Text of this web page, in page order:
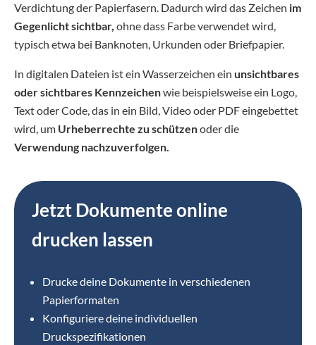
Verdichtung der Papierfasern. Dadurch wird das Zeichen im
Gegenlicht sichtbar, ohne dass Farbe verwendet wird,
typisch etwa bei Banknoten, Urkunden oder Briefpapier.
In digitalen Dateien ist ein Wasserzeichen ein unsichtbares
oder sichtbares Kennzeichenwie beispielsweise ein Logo,
Text oder Code, das in ein Bild, Video oder PDF eingebettet
wird, um Urheberrechte zu schützenoder die
Verwendung nachzuverfolgen.
Jetzt Dokumente online
drucken lassen
Drucke deine Dokumente in verschiedenen
Papierformaten
Konfiguriere deine individuellen
Druckspezifikationen